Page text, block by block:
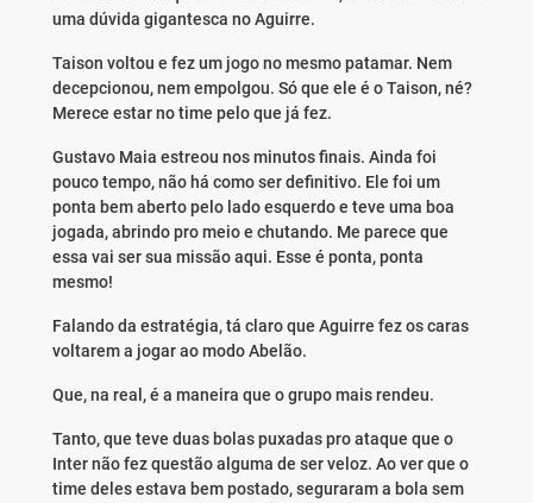
uma dúvida gigantesca no Aguirre.
Taison voltou e fez um jogo no mesmo patamar. Nem
decepcionou, nem empolgou. Só que ele é o Taison, né?
Merece estar no time pelo que já fez.
Gustavo Maia estreou nos minutos finais. Ainda foi
pouco tempo, não há como ser definitivo. Ele foi um
ponta bem aberto pelo lado esquerdo e teve uma boa
jogada, abrindo pro meio e chutando. Me parece que
essa vai ser sua missão aqui. Esse é ponta, ponta
mesmo!
Falando da estratégia, tá claro que Aguirre fez os caras
voltarem a jogar ao modo Abelão.
Que, na real, é a maneira que o grupo mais rendeu.
Tanto, que teve duas bolas puxadas pro ataque que o
Inter não fez questão alguma de ser veloz. Ao ver que o
time deles estava bem postado, seguraram a bola sem